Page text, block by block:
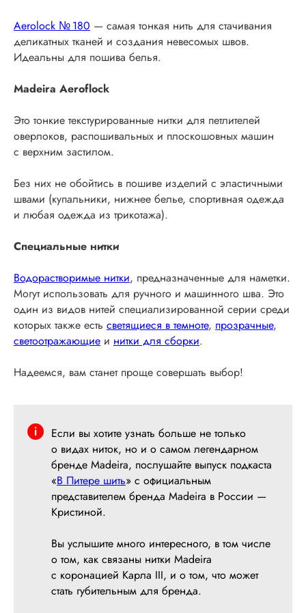
Aerolock № 180 — самая тонкая нить для стачивания
деликатных тканей и создания невесомых швов.
Идеальны для пошива белья.
Madeira Aeroflock
Это тонкие текстурированные нитки для петлителей
оверлоков, распошивальных и плоскошовных машин
с верхним застилом.
Без них не обойтись в пошиве изделий с эластичными
швами (купальники, нижнее белье, спортивная одежда
и любая одежда из трикотажа).
Специальные нитки
Водорастворимые нитки, предназначенные для наметки.
Могут использовать для ручного и машинного шва. Это
один из видов нитей специализированной серии среди
которых также есть светящиеся в темноте, прозрачные,
светоотражающие и нитки для сборки.
Надеемся, вам станет проще совершать выбор!
Если вы хотите узнать больше не только
о видах ниток, но и о самом легендарном
бренде Madeira, послушайте выпуск подкаста
«В Питере шить» с официальным
представителем бренда Madeira в России —
Кристиной.
Вы услышите много интересного, в том числе
о том, как связаны нитки Madeira
с коронацией Карла III, и о том, что может
стать губительным для бренда.